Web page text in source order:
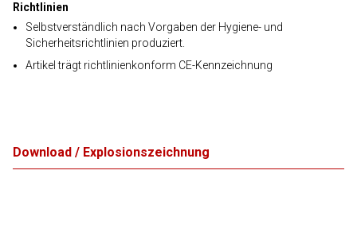
Richtlinien
Selbstverständlich nach Vorgaben der Hygiene- und
Sicherheitsrichtlinien produziert.
Artikel trägt richtlinienkonform CE-Kennzeichnung
Download / Explosionszeichnung